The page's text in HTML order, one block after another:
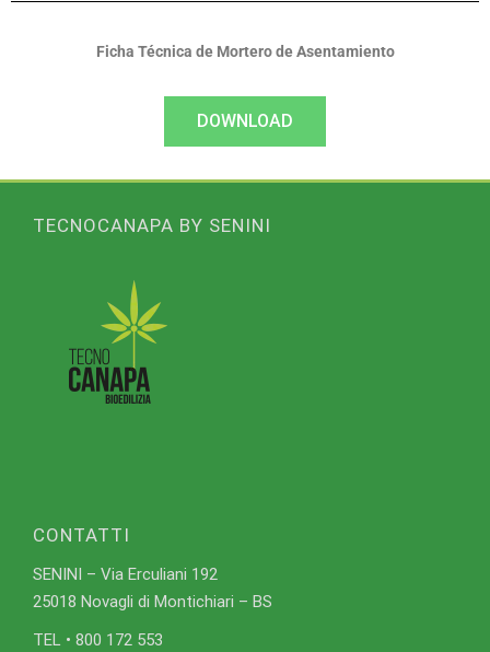
Ficha Técnica de Mortero de Asentamiento
DOWNLOAD
TECNOCANAPA BY SENINI
CONTATTI
SENINI – Via Erculiani 192
25018 Novagli di Montichiari – BS
TEL • 800 172 553